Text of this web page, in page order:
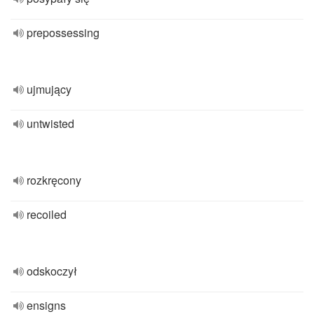
prepossessing
ujmujący
untwisted
rozkręcony
recoiled
odskoczył
ensigns